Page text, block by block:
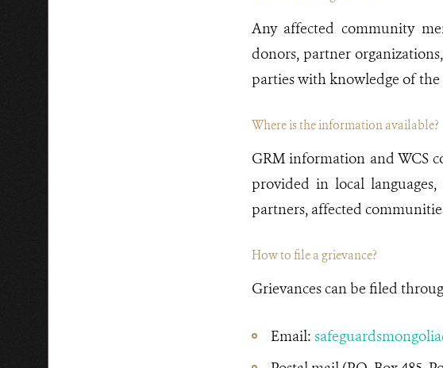
Any affected community
donors, partner
parties with knowledge of the
Where is the information available?
GRM information and WCS
provided in local
partners, affected
How to file a grievance?
Grievances can be filed
Email: